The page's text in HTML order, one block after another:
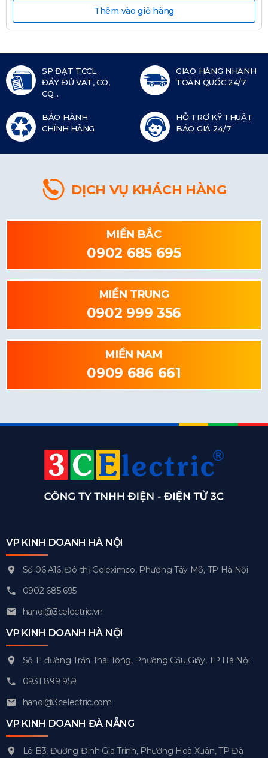
Thêm vào giỏ hàng
SP ĐẠT TCCL
ĐẦY ĐỦ VAT, CO,
CQ...
GIAO HÀNG NHANH
TOÀN QUỐC 24/7
BẢO HÀNH
CHÍNH HÃNG
HỖ TRỢ KỸ THUẬT
BÁO GIÁ 24/7
DỊCH VỤ KHÁCH HÀNG
MIỀN BẮC
0902 685 695
MIỀN TRUNG
0902 999 356
MIỀN NAM
0909 686 661
VP KINH DOANH HÀ NỘI
Số 06 A16, Đô thị Geleximco, Phường Tây Mỗ, TP Hà Nội
0902 685 695
hanoi@3celectric.vn
VP KINH DOANH HÀ NỘI
Số 11 đường Trần Thái Tông, Phường Cầu Giấy, TP Hà Nội
0931 899 959
hanoi@3celectric.com
VP KINH DOANH ĐÀ NẴNG
Lô B3, Đường Đinh Gia Trinh, Phường Hoà Xuân, TP Đà